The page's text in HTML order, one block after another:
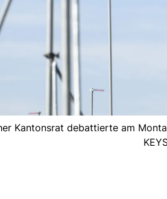
Kantonsrat debattierte am